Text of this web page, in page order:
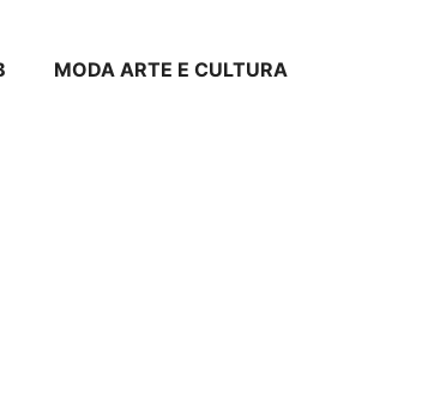
MODA ARTE E CULTURA